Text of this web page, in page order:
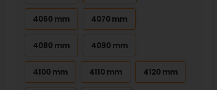
4060 mm 4070 mm
4080 mm 4090 mm
4100 mm 4110 mm 4120 mm